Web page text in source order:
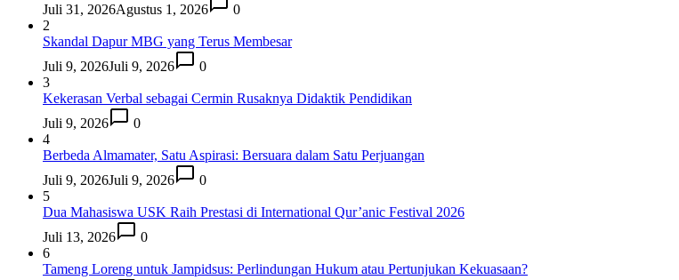
Juli 31, 2026Agustus 1, 2026
0
2
Skandal Dapur MBG yang Terus Membesar
Juli 9, 2026Juli 9, 2026
0
3
Kekerasan Verbal sebagai Cermin Rusaknya Didaktik Pendidikan
Juli 9, 2026
0
4
Berbeda Almamater, Satu Aspirasi: Bersuara dalam Satu Perjuangan
Juli 9, 2026Juli 9, 2026
0
5
Dua Mahasiswa USK Raih Prestasi di International Qur’anic Festival 2026
Juli 13, 2026
0
6
Tameng Loreng untuk Jampidsus: Perlindungan Hukum atau Pertunjukan Kekuasaan?